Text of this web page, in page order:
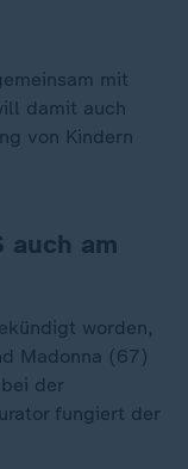
mit
damit auch
von Kindern
auch am
worden,
Madonna (67)
der
fungiert der